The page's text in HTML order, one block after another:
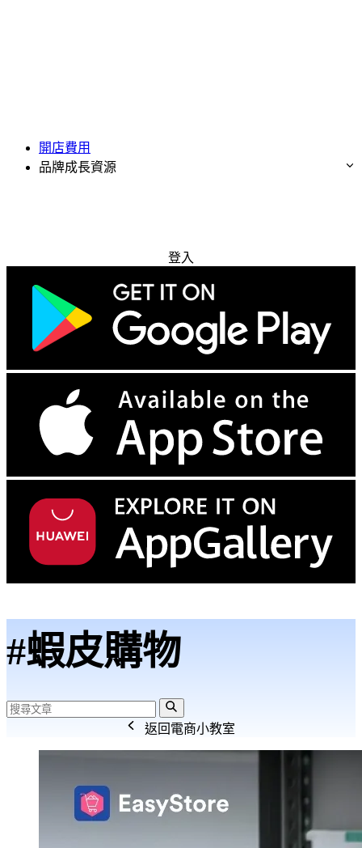
開店費用
品牌成長資源
登入
#蝦皮購物
返回電商小教室